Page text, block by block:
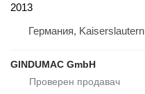
2013
Германия, Kaiserslautern
GINDUMAC GmbH